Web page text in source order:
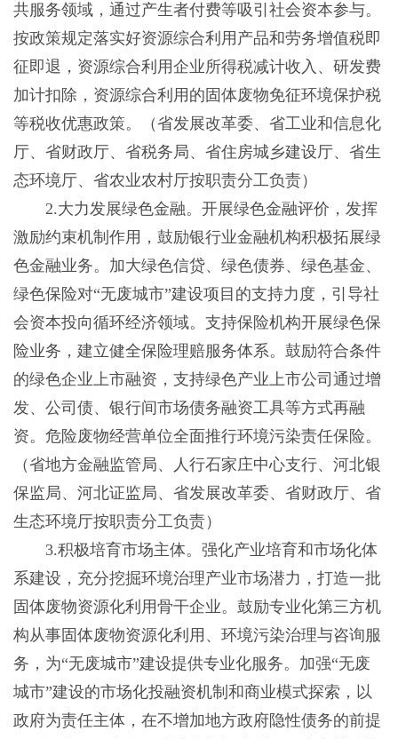
共服务领域，通过产生者付费等吸引社会资本参与。
按政策规定落实好资源综合利用产品和劳务增值税即
征即退，资源综合利用企业所得税减计收入、研发费
加计扣除，资源综合利用的固体废物免征环境保护税
等税收优惠政策。（省发展改革委、省工业和信息化
厅、省财政厅、省税务局、省住房城乡建设厅、省生
态环境厅、省农业农村厅按职责分工负责）
2.大力发展绿色金融。开展绿色金融评价，发挥
激励约束机制作用，鼓励银行业金融机构积极拓展绿
色金融业务。加大绿色信贷、绿色债券、绿色基金、
绿色保险对“无废城市”建设项目的支持力度，引导社
会资本投向循环经济领域。支持保险机构开展绿色保
险业务，建立健全保险理赔服务体系。鼓励符合条件
的绿色企业上市融资，支持绿色产业上市公司通过增
发、公司债、银行间市场债务融资工具等方式再融
资。危险废物经营单位全面推行环境污染责任保险。
（省地方金融监管局、人行石家庄中心支行、河北银
保监局、河北证监局、省发展改革委、省财政厅、省
生态环境厅按职责分工负责）
3.积极培育市场主体。强化产业培育和市场化体
系建设，充分挖掘环境治理产业市场潜力，打造一批
固体废物资源化利用骨干企业。鼓励专业化第三方机
构从事固体废物资源化利用、环境污染治理与咨询服
务，为“无废城市”建设提供专业化服务。加强“无废
城市”建设的市场化投融资机制和商业模式探索，以
政府为责任主体，在不增加地方政府隐性债务的前提